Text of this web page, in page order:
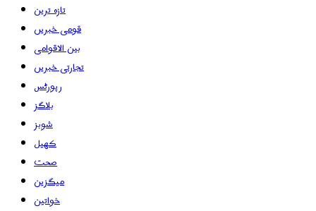
تازہ ترین
قومی خبریں
بین الاقوامی
تجارتی خبریں
رپورٹس
بلاگز
شوبز
کھیل
صحت
میگزین
خواتین